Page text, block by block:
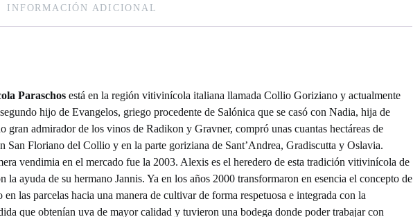
INFORMACIÓN ADICIONAL
Paraschos está en la región vitivinícola italiana llamada Collio Goriziano y actualmente
hijo de Evangelos, griego procedente de Salónica que se casó con Nadia, hija de
gran admirador de los vinos de Radikon y Gravner, compró unas cuantas hectáreas de
San Floriano del Collio y en la parte goriziana de Sant’Andrea, Gradiscutta y Oslavia.
vendimia en el mercado fue la 2003. Alexis es el heredero de esta tradición vitivinícola de
ayuda de su hermano Jannis. Ya en los años 2000 transformaron en esencia el concepto de
las parcelas hacia una manera de cultivar de forma respetuosa e integrada con la
que obtenían uva de mayor calidad y tuvieron una bodega donde poder trabajar con